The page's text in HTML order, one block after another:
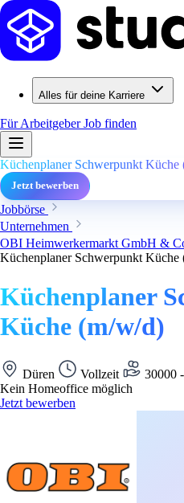
Alles für deine Karriere
Für ArbeitgeberJob finden
Küchenplaner Schwerpunkt Küche
Jetzt bewerben
Jobbörse
Unternehmen
OBI Heimwerkermarkt GmbH &
Küchenplaner Schwerpunkt Küche
Küchenplaner
Küche (m/w/d)
Düren Vollzeit
30000
Kein Homeoffice möglich
Jetzt bewerben